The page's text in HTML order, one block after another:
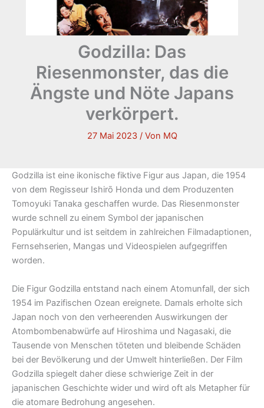
Godzilla: Das
Riesenmonster, das die
Ängste und Nöte Japans
verkörpert.
27 Mai 2023 / Von MQ
Godzilla ist eine ikonische fiktive Figur aus Japan, die 1954
von dem Regisseur Ishirō Honda und dem Produzenten
Tomoyuki Tanaka geschaffen wurde. Das Riesenmonster
wurde schnell zu einem Symbol der japanischen
Populärkultur und ist seitdem in zahlreichen Filmadaptionen,
Fernsehserien, Mangas und Videospielen aufgegriffen
worden.
Die Figur Godzilla entstand nach einem Atomunfall, der sich
1954 im Pazifischen Ozean ereignete. Damals erholte sich
Japan noch von den verheerenden Auswirkungen der
Atombombenabwürfe auf Hiroshima und Nagasaki, die
Tausende von Menschen töteten und bleibende Schäden
bei der Bevölkerung und der Umwelt hinterließen. Der Film
Godzilla spiegelt daher diese schwierige Zeit in der
japanischen Geschichte wider und wird oft als Metapher für
die atomare Bedrohung angesehen.